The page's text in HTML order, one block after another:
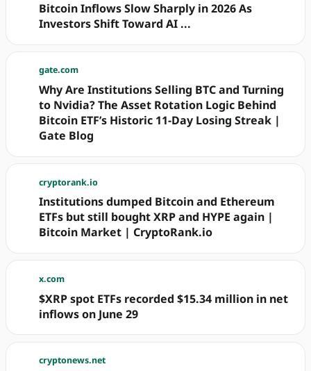
Bitcoin Inflows Slow Sharply in 2026 As
Investors Shift Toward AI ...
gate.com
Why Are Institutions Selling BTC and Turning
to Nvidia? The Asset Rotation Logic Behind
Bitcoin ETF’s Historic 11-Day Losing Streak |
Gate Blog
cryptorank.io
Institutions dumped Bitcoin and Ethereum
ETFs but still bought XRP and HYPE again |
Bitcoin Market | CryptoRank.io
x.com
$XRP spot ETFs recorded $15.34 million in net
inflows on June 29
cryptonews.net